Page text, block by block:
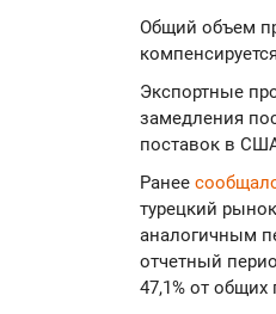
Общий объем
Экспортные
замедления
поставок в
Ранее
турецкий
аналогичным
отчетный
47,1% от